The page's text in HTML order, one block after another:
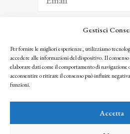
Gestisci
Per fornire le migliori esperienze, utilizziamo
accedere alle informazioni del dispositivo. Il
elaborare dati come il comportamento di
acconsentire o ritirare il consenso può influire
funzioni.
Accetta
ISCRIVITI
Facendo clic per iscriverti, riconosci che le tue
seguendo la nostra Privacy Policy
© 2025 Istituto Matteucci. All right reserved
l’autorizzazione scritta dei proprietari dei diritti e